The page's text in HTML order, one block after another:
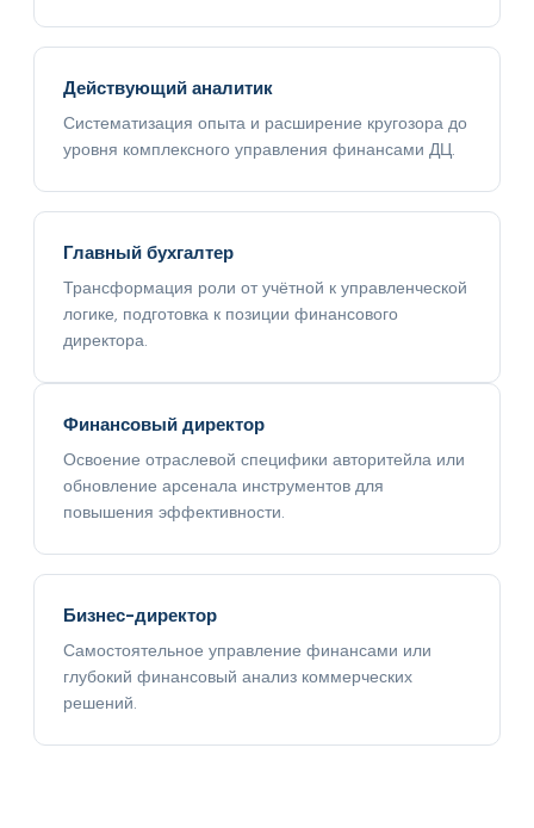
Действующий аналитик
Систематизация опыта и расширение кругозора до
уровня комплексного управления финансами ДЦ.
Главный бухгалтер
Трансформация роли от учётной к управленческой
логике, подготовка к позиции финансового
директора.
Финансовый директор
Освоение отраслевой специфики авторитейла или
обновление арсенала инструментов для
повышения эффективности.
Бизнес-директор
Самостоятельное управление финансами или
глубокий финансовый анализ коммерческих
решений.